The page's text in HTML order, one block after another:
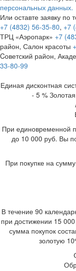
персональных данных.
Или оставте заявку по
+7 (4832) 56-35-80, +7
ТРЦ «Аэропарк» +7
район, Салон красоты
Cоветский район,
33-80-99
Единая дисконтная
- 5 %
При единовременной
до 10 000 руб. Вы
При покупке на
В течение 90
при достижении 15
сумма покупок
золотую